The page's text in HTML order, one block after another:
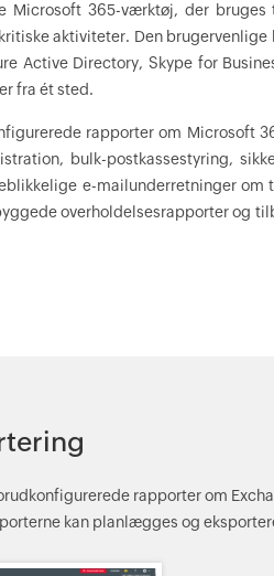
Microsoft 365-værktøj, der
aktiviteter. Den
Active Directory, Skype for
fra ét sted.
rapporter om Microsoft
bulk-postkassestyring,
e-mailunderretninger om
overholdelsesrapporter og
rapporter om
kan planlægges og